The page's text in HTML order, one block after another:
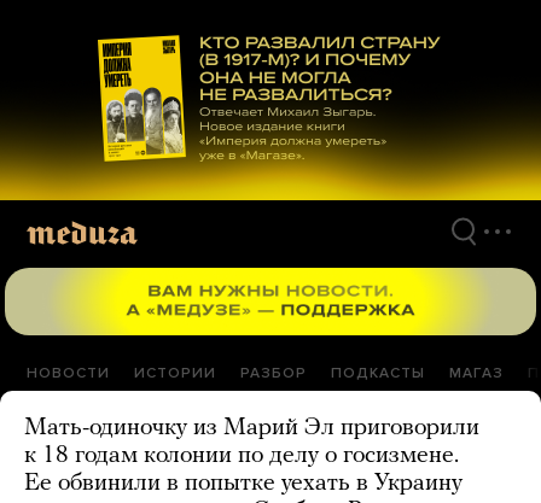
материалам
НОВОСТИ ИСТОРИИ РАЗБОР ПОДКАСТЫ МАГАЗ
Мать-одиночку из Марий Эл приговорили
к 18 годам колонии по делу о госизмене.
Ее обвинили в попытке уехать в Украину